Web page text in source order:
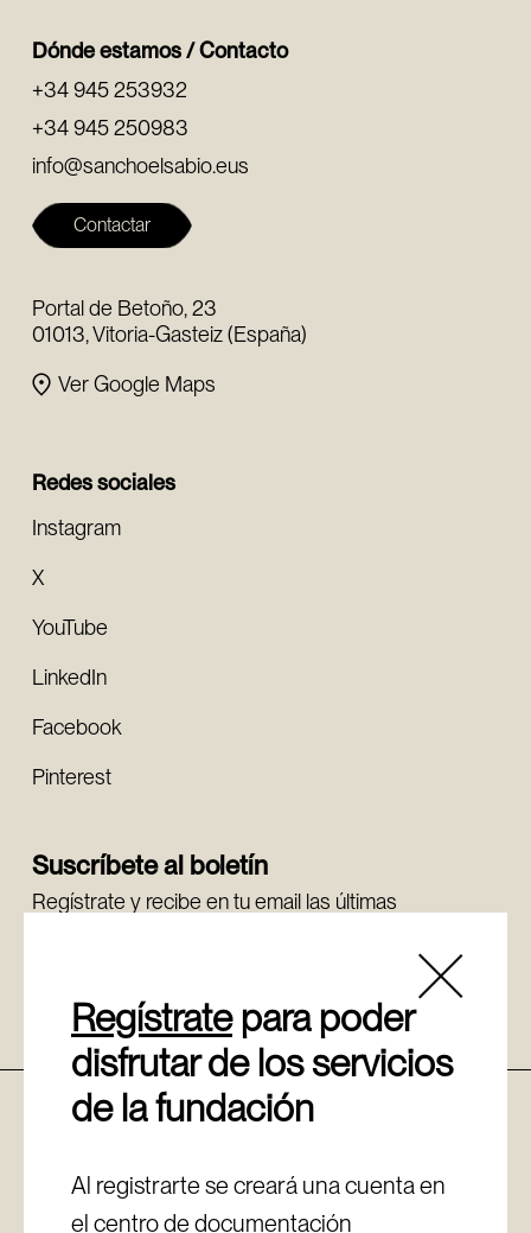
Regístratepara poder
disfrutar de los servicios
de la fundación
Al registrarte se creará una cuenta en
el centro de documentación
Dónde estamos / Contacto
+34 945 253932
+34 945 250983
info@sanchoelsabio.eus
Contactar
Portal de Betoño, 23
01013, Vitoria-Gasteiz (España)
Ver Google Maps
Redes sociales
Instagram
X
YouTube
LinkedIn
Facebook
Pinterest
Suscríbete al boletín
Regístrate y recibe en tu email las últimas
Política de cookies
Política de privacidad